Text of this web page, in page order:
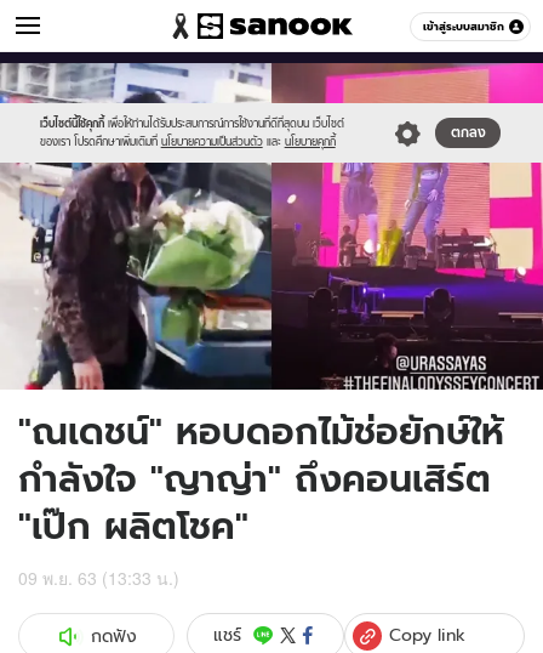
เข้าสู่ระบบสมาชิก
ข่าวบันเทิง หมวดอื่นๆ
เว็บไซต์นี้ใช้คุกกี้ เพื่อให้ท่านได้รับประสบการณ์การใช้งานที่ดีที่สุดบน เว็บไซต์
ของเรา โปรดศึกษาเพิ่มเติมที่ นโยบายความเป็นส่วนตัว และ นโยบายคุกกี้
ตกลง
Sanook
//s.isanook.com/sr/0/images/logo-
new-
sanook.png
600
60
//s.isanook.com/ns/0/ud/1658/8293066/15.jpg
"ณเดชน์" หอบดอกไม้ช่อยักษ์ให้
กำลังใจ "ญาญ่า" ถึงคอนเสิร์ต
"เป๊ก ผลิตโชค"
09 พ.ย. 63 (13:33 น.)
กดฟัง แชร์ Copy link